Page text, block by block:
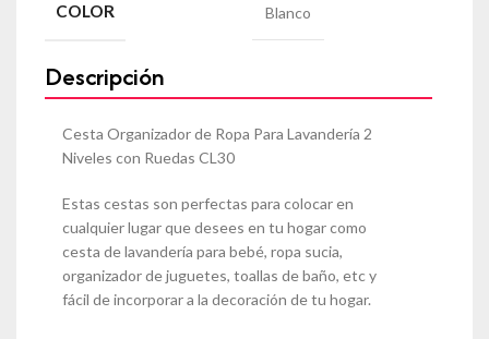
COLOR Blanco
Descripción
Cesta Organizador de Ropa Para Lavandería 2
Niveles con Ruedas CL30
Estas cestas son perfectas para colocar en
cualquier lugar que desees en tu hogar como
cesta de lavandería para bebé, ropa sucia,
organizador de juguetes, toallas de baño, etc y
fácil de incorporar a la decoración de tu hogar.